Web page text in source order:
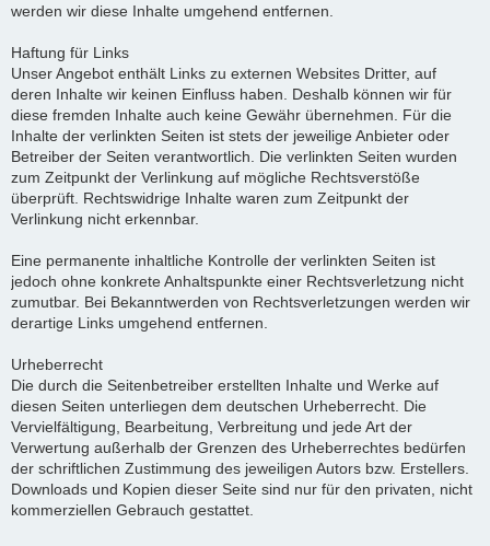
werden wir diese Inhalte umgehend entfernen.
Haftung für Links
Unser Angebot enthält Links zu externen Websites Dritter, auf
deren Inhalte wir keinen Einfluss haben. Deshalb können wir für
diese fremden Inhalte auch keine Gewähr übernehmen. Für die
Inhalte der verlinkten Seiten ist stets der jeweilige Anbieter oder
Betreiber der Seiten verantwortlich. Die verlinkten Seiten wurden
zum Zeitpunkt der Verlinkung auf mögliche Rechtsverstöße
überprüft. Rechtswidrige Inhalte waren zum Zeitpunkt der
Verlinkung nicht erkennbar.
Eine permanente inhaltliche Kontrolle der verlinkten Seiten ist
jedoch ohne konkrete Anhaltspunkte einer Rechtsverletzung nicht
zumutbar. Bei Bekanntwerden von Rechtsverletzungen werden wir
derartige Links umgehend entfernen.
Urheberrecht
Die durch die Seitenbetreiber erstellten Inhalte und Werke auf
diesen Seiten unterliegen dem deutschen Urheberrecht. Die
Vervielfältigung, Bearbeitung, Verbreitung und jede Art der
Verwertung außerhalb der Grenzen des Urheberrechtes bedürfen
der schriftlichen Zustimmung des jeweiligen Autors bzw. Erstellers.
Downloads und Kopien dieser Seite sind nur für den privaten, nicht
kommerziellen Gebrauch gestattet.